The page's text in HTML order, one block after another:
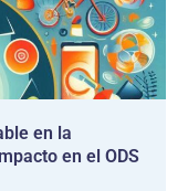
en la
en el ODS